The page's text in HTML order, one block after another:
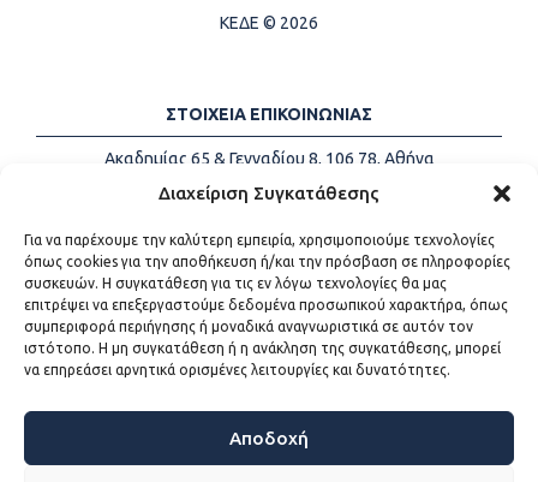
Διαχείριση Συγκατάθεσης
Για να παρέχουμε την καλύτερη εμπειρία, χρησιμοποιούμε τεχνολογίες
όπως cookies για την αποθήκευση ή/και την πρόσβαση σε πληροφορίες
συσκευών. Η συγκατάθεση για τις εν λόγω τεχνολογίες θα μας
επιτρέψει να επεξεργαστούμε δεδομένα προσωπικού χαρακτήρα, όπως
συμπεριφορά περιήγησης ή μοναδικά αναγνωριστικά σε αυτόν τον
ιστότοπο. Η μη συγκατάθεση ή η ανάκληση της συγκατάθεσης, μπορεί
να επηρεάσει αρνητικά ορισμένες λειτουργίες και δυνατότητες.
Αποδοχή
ΚΕΔΕ © 2026
ΣΤΟΙΧΕΙΑ ΕΠΙΚΟΙΝΩΝΙΑΣ
Ακαδημίας 65 & Γενναδίου 8, 106 78, Αθήνα
Τηλέφωνα:
+30 213-2147500
Email:
info@kede.gr
ΧΡΗΣΙΜΟΙ ΣΥΝΔΕΣΜΟΙ
Η ΚΕΔΕ
Sitemap
Προσβασιμότητα
Όροι χρήσης